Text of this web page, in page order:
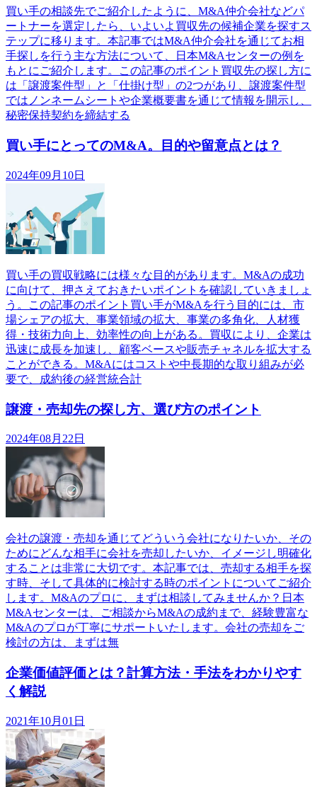
買い手の相談先でご紹介したように、M&A仲介会社などパ
ートナーを選定したら、いよいよ買収先の候補企業を探すス
テップに移ります。本記事ではM&A仲介会社を通じてお相
手探しを行う主な方法について、日本M&Aセンターの例を
もとにご紹介します。この記事のポイント買収先の探し方に
は「譲渡案件型」と「仕掛け型」の2つがあり、譲渡案件型
ではノンネームシートや企業概要書を通じて情報を開示し、
秘密保持契約を締結する
買い手にとってのM&A。目的や留意点とは？
2024年09月10日
買い手の買収戦略には様々な目的があります。M&Aの成功
に向けて、押さえておきたいポイントを確認していきましょ
う。この記事のポイント買い手がM&Aを行う目的には、市
場シェアの拡大、事業領域の拡大、事業の多角化、人材獲
得・技術力向上、効率性の向上がある。買収により、企業は
迅速に成長を加速し、顧客ベースや販売チャネルを拡大する
ことができる。M&Aにはコストや中長期的な取り組みが必
要で、成約後の経営統合計
譲渡・売却先の探し方、選び方のポイント
2024年08月22日
会社の譲渡・売却を通じてどういう会社になりたいか、その
ためにどんな相手に会社を売却したいか、イメージし明確化
することは非常に大切です。本記事では、売却する相手を探
す時、そして具体的に検討する時のポイントについてご紹介
します。M&Aのプロに、まずは相談してみませんか？日本
M&Aセンターは、ご相談からM&Aの成約まで、経験豊富な
M&Aのプロが丁寧にサポートいたします。会社の売却をご
検討の方は、まずは無
企業価値評価とは？計算方法・手法をわかりやす
く解説
2021年10月01日